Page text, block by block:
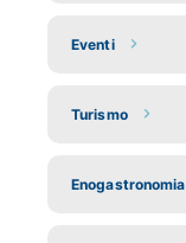
Eventi
Turismo
Enogastronomia